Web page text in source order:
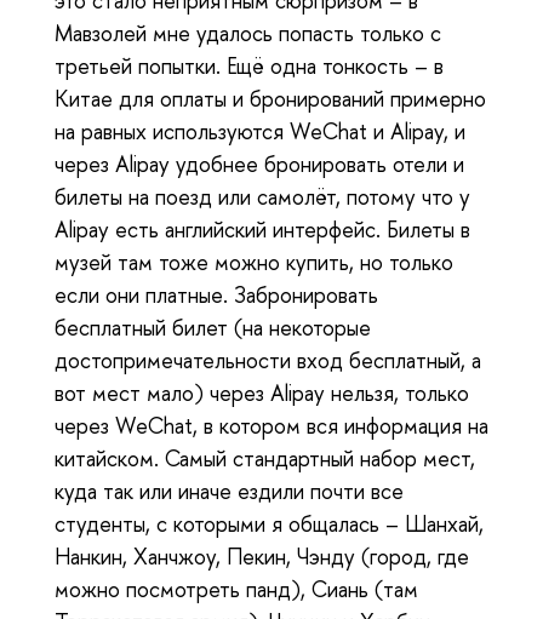
Мавзолей мне удалось попасть только с
третьей попытки. Ещё одна тонкость – в
Китае для оплаты и бронирований примерно
на равных используются WeChat и Alipay, и
через Alipay удобнее бронировать отели и
билеты на поезд или самолёт, потому что у
Alipay есть английский интерфейс. Билеты в
музей там тоже можно купить, но только
если они платные. Забронировать
бесплатный билет (на некоторые
достопримечательности вход бесплатный, а
вот мест мало) через Alipay нельзя, только
через WeChat, в котором вся информация на
китайском. Самый стандартный набор мест,
куда так или иначе ездили почти все
студенты, с которыми я общалась – Шанхай,
Нанкин, Ханчжоу, Пекин, Чэнду (город, где
можно посмотреть панд), Сиань (там